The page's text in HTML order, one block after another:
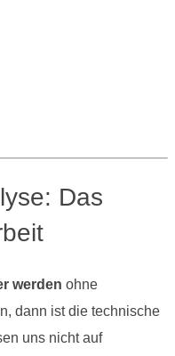
Das
werden ohne
dann ist die technische
uns nicht auf